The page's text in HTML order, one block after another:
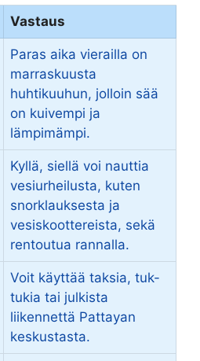
Vastaus
Paras aika vierailla on
marraskuusta
huhtikuuhun, jolloin sää
on kuivempi ja
lämpimämpi.
Kyllä, siellä voi nauttia
vesiurheilusta, kuten
snorklauksesta ja
vesiskoottereista, sekä
rentoutua rannalla.
Voit käyttää taksia, tuk-
tukia tai julkista
liikennettä Pattayan
keskustasta.